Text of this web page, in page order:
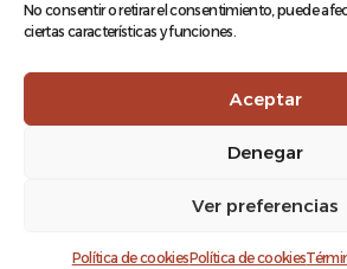
No consentir o retirar el consentimiento, puede
ciertas características y funciones.
Aceptar
Denegar
Ver preferencias
Política de cookiesPolítica de cookies
Terminos y
Log In